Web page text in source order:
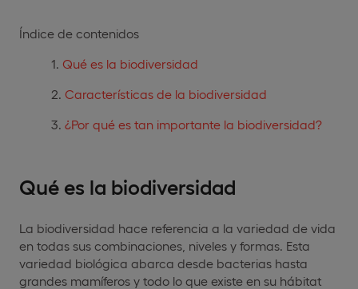
Índice de contenidos
Qué es la biodiversidad
Características de la biodiversidad
¿Por qué es tan importante la biodiversidad?
Qué es la biodiversidad
La biodiversidad hace referencia a la variedad de vida
en todas sus combinaciones, niveles y formas. Esta
variedad biológica abarca desde bacterias hasta
grandes mamíferos y todo lo que existe en su hábitat